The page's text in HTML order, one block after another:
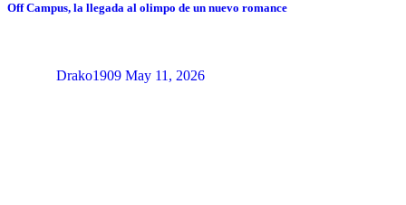
Off Campus, la llegada al olimpo de un nuevo romance
Drako1909 May 11, 2026